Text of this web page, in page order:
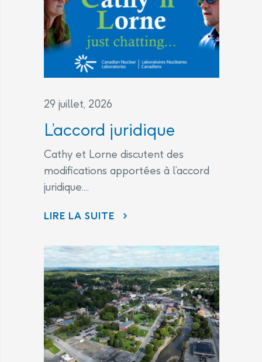
29 juillet, 2026
L’accord juridique
Cathy et Lorne discutent des
modifications apportées à l’accord
juridique....
LIRE LA SUITE